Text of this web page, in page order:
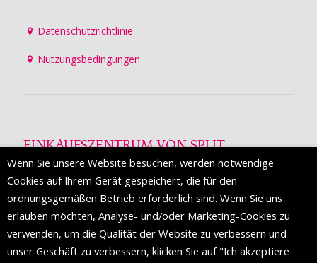
Datenschutzrichtlinie
Nutzungsbedingungen
EINKAUFSZENTRUM VON SPLIT
Die Mall of Split
ist ein prestigeträchtiges Einkaufsziel mit
etwa 200 Einzelhandelsmarken und einer Reihe von
Weltmodemarken, die zum ersten Mal in Split erscheinen.
FOLGEN SIE UNS
Wenn Sie unsere Website besuchen, werden notwendige
Cookies auf Ihrem Gerät gespeichert, die für den
ordnungsgemäßen Betrieb erforderlich sind. Wenn Sie uns
erlauben möchten, Analyse- und/oder Marketing-Cookies zu
verwenden, um die Qualität der Website zu verbessern und
unser Geschäft zu verbessern, klicken Sie auf "Ich akzeptiere